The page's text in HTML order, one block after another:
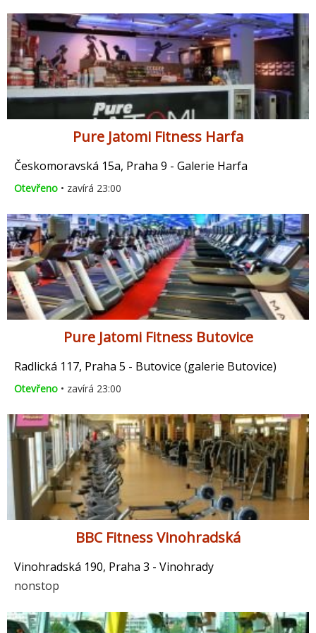
Pure Jatomi Fitness Harfa
Českomoravská 15a, Praha 9 - Galerie Harfa
Otevřeno • zavírá 23:00
Pure Jatomi Fitness Butovice
Radlická 117, Praha 5 - Butovice (galerie Butovice)
Otevřeno • zavírá 23:00
BBC Fitness Vinohradská
Vinohradská 190, Praha 3 - Vinohrady
nonstop